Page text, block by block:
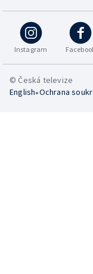
Instagram
© Česká televize
English•Ochrana